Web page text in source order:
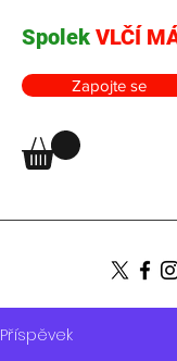
Spolek VLČÍ
Zapojte se
Příspěvek